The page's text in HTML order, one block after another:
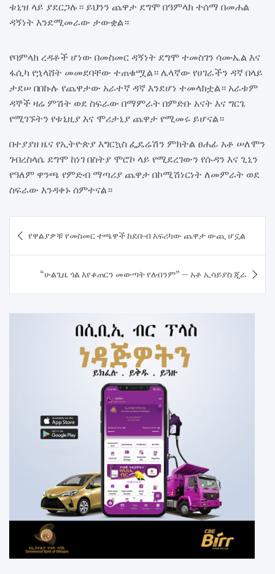
ቱኒዝ ላይ ያደርጋሉ። ይህንን ጨዋታ ደግሞ በዓምላክ ተሰማ በመሐል
ዳኝነት እንደሚመራው ታውቋል።
የባምላክ ረዳቶች ሆነው በመስመር ዳኝነት ደግሞ ተመስገን ሳሙኤል እና
ፋሲካ የኋላሸት መመደባቸው ተጠቁሟል። ሌላኛው የሀገራችን ዳኛ በላይ
ታደሠ በበኩሉ የጨዋታው አራተኛ ዳኛ እንደሆነ ተመላክቷል። አራቱም
ዳኞች ዛሬ ምሽት ወደ ስፍራው በማምራት በምድቡ አናት እና ግርጌ
የሚገኙትን የቱኒዚያ እና ሞሪታኒያ ጨዋታ የሚመሩ ይሆናል።
በተያያዘ ዜና የኢትዮጵያ እግርኳስ ፌዴሬሽን ምክትል ፀሐፊ አቶ ሠለሞን
ገብረስላሴ ደግሞ ከነገ በስትያ ሞሮኮ ላይ የሚደረገውን የሱዳን እና ጊኒን
የዓለም ዋንጫ የምድብ ማጣሪያ ጨዋታ በኮሚሽነርነት ለመምራት ወደ
ስፍራው እንዳቀኑ ሰምተናል።
navigation
የዋልያዎቹ የመስመር ተጫዋች ከደቡብ አፍሪካው ጨዋታ ውጪ ሆኗል
“ሁልጊዜ ጎል እየቆጠርን መውጣት የለብንም” – አቶ ኢሳይያስ ጂራ